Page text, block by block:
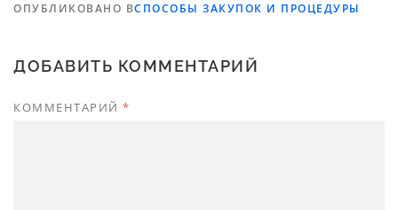
ОПУБЛИКОВАНО ВСПОСОБЫ ЗАКУПОК И ПРОЦЕДУРЫ
ДОБАВИТЬ КОММЕНТАРИЙ
КОММЕНТАРИЙ *